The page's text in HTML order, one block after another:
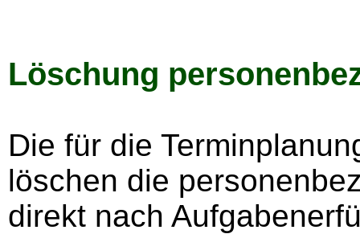
Löschung
Die für die
löschen die
direkt nach